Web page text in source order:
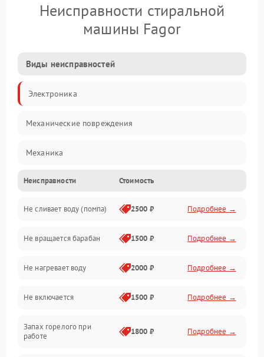
Неисправности стиральной
машины Fagor
Виды неисправностей
Электроника
Механические повреждения
Механика
Электропитание
Водоснабжение
Слив
Программное обеспечение
Неисправности Стоимость
Не сливает воду (помпа) 2500 ₽ Подробнее →
Не вращается барабан 1500 ₽ Подробнее →
Не нагревает воду 2000 ₽ Подробнее →
Не включается 1500 ₽ Подробнее →
Запах горелого при
работе
1800 ₽ Подробнее →